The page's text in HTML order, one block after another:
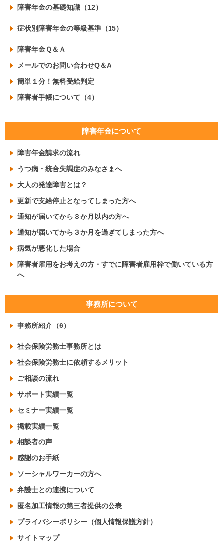
障害年金の基礎知識（12）
症状別障害年金の等級基準（15）
障害年金Ｑ＆Ａ
メールでのお問い合わせQ＆A
簡単１分！無料受給判定
障害者手帳について（4）
障害年金について
障害年金請求の流れ
うつ病・統合失調症のみなさまへ
大人の発達障害とは？
更新で支給停止となってしまった方へ
通知が届いてから３か月以内の方へ
通知が届いてから３か月を過ぎてしまった方へ
病気が悪化した場合
障害者雇用をお考えの方・すでに障害者雇用枠で働いている方
へ
事務所について
事務所紹介（6）
社会保険労務士事務所とは
社会保険労務士に依頼するメリット
ご相談の流れ
サポート実績一覧
セミナー実績一覧
掲載実績一覧
相談者の声
感謝のお手紙
ソーシャルワーカーの方へ
弁護士との連携について
匿名加工情報の第三者提供の公表
プライバシーポリシー（個人情報保護方針）
サイトマップ